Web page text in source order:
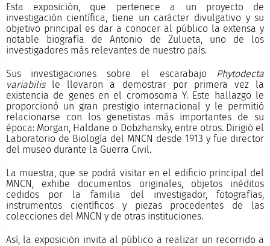
Esta exposición, que pertenece a un proyecto de
investigación científica, tiene un carácter divulgativo y su
objetivo principal es dar a conocer al público la extensa y
notable biografía de Antonio de Zulueta, uno de los
investigadores más relevantes de nuestro país.
Sus investigaciones sobre el escarabajo Phytodecta
variabilisle llevaron a demostrar por primera vez la
existencia de genes en el cromosoma Y. Este hallazgo le
proporcionó un gran prestigio internacional y le permitió
relacionarse con los genetistas más importantes de su
época: Morgan, Haldane o Dobzhansky, entre otros. Dirigió el
Laboratorio de Biología del MNCN desde 1913 y fue director
del museo durante la Guerra Civil.
La muestra, que se podrá visitar en el edificio principal del
MNCN, exhibe documentos originales, objetos inéditos
cedidos por la familia del investigador, fotografías,
instrumentos científicos y piezas procedentes de las
colecciones del MNCN y de otras instituciones.
Así, la exposición invita al público a realizar un recorrido a